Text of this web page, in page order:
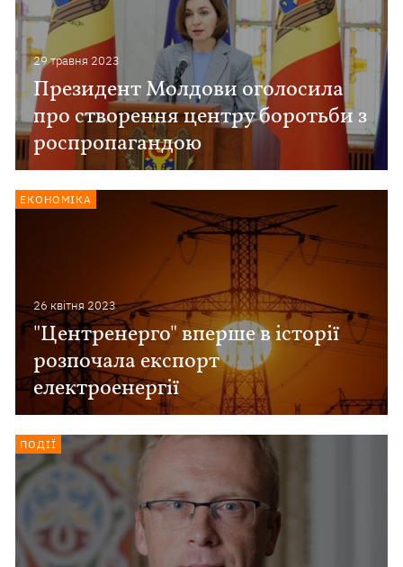
29 травня 2023
Президент Молдови оголосила
про створення центру боротьби з
роспропагандою
26 квiтня 2023
"Центренерго" вперше в історії
розпочала експорт
електроенергії
ЕКОНОМІКА
ПОДІЇ